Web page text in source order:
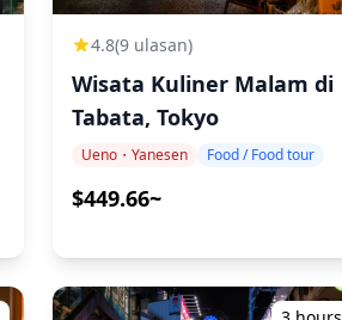
4.8(9 ulasan)
Wisata Kuliner Malam di
Tabata, Tokyo
Ueno・Yanesen Food / Food tour
$449.66~